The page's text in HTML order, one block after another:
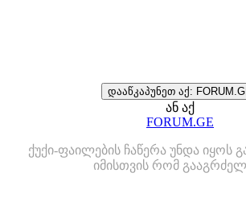
დააწკაპუნეთ აქ:
ან აქ
FORUM.GE
ქუქი-ფაილების ჩაწერა უნდა იყოს
იმისთვის რომ